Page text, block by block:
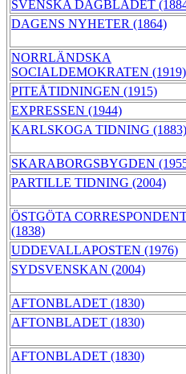
SVENSKA DAGBLADET
DAGENS NYHETER (1864)
NORRLÄNDSKA
SOCIALDEMOKRATEN (1919)
PITEÅTIDNINGEN (1915)
EXPRESSEN (1944)
KARLSKOGA TIDNING (1883)
SKARABORGSBYGDEN
PARTILLE TIDNING (2004)
ÖSTGÖTA
(1838)
UDDEVALLAPOSTEN (1976)
SYDSVENSKAN (2004)
AFTONBLADET (1830)
AFTONBLADET (1830)
AFTONBLADET (1830)